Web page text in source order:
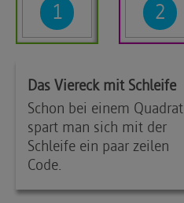
1 2
Das Viereck mit Schleife
Schon bei einem Quadrat
spart man sich mit der
Schleife ein paar zeilen
Code.